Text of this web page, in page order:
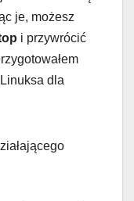
je, możesz
i przywrócić
dla